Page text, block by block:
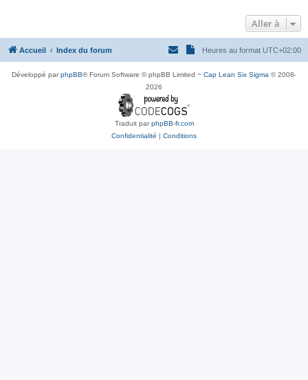
Aller à
Accueil Index du forum Heures au format UTC+02:00
Développé parphpBB® Forum Software © phpBB Limited ~ Cap Lean Six Sigma © 2008-
2026
Traduit parphpBB-fr.com
Confidentialité | Conditions